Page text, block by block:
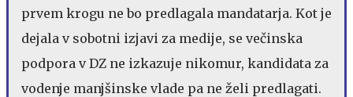
prvem krogu ne bo predlagala mandatarja. Kot je
dejala v sobotni izjavi za medije, se večinska
podpora v DZ ne izkazuje nikomur, kandidata za
vodenje manjšinske vlade pa ne želi predlagati.